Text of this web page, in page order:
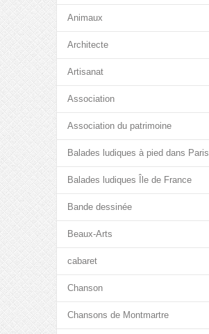
Animaux
Architecte
Artisanat
Association
Association du patrimoine
Balades ludiques à pied dans Paris
Balades ludiques Île de France
Bande dessinée
Beaux-Arts
cabaret
Chanson
Chansons de Montmartre